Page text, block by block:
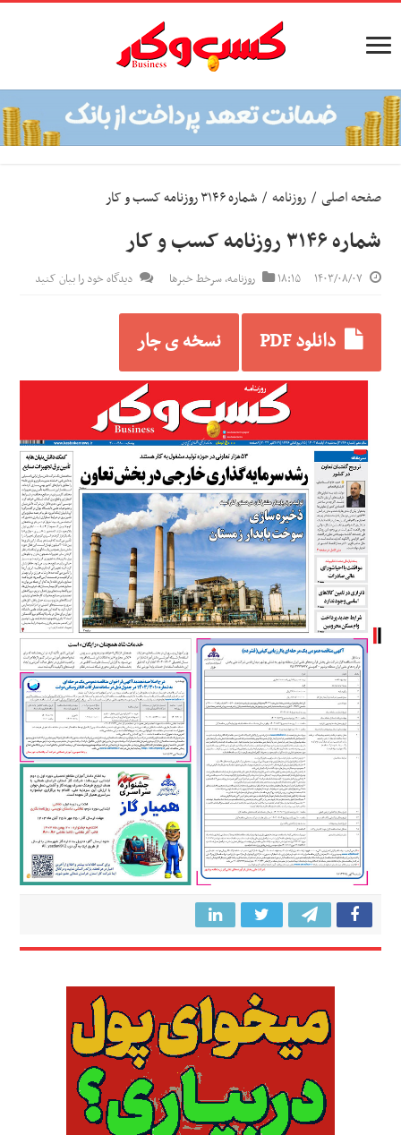
صفحه اصلی / روزنامه / شماره ۳۱۴۶ روزنامه کسب و کار
شماره ۳۱۴۶ روزنامه کسب و کار
۱۴۰۳/۰۸/۰۷ ۱۸:۱۵ روزنامه,سرخط خبرها دیدگاه خود را بیان کنید
دانلود PDF نسخه ی جار